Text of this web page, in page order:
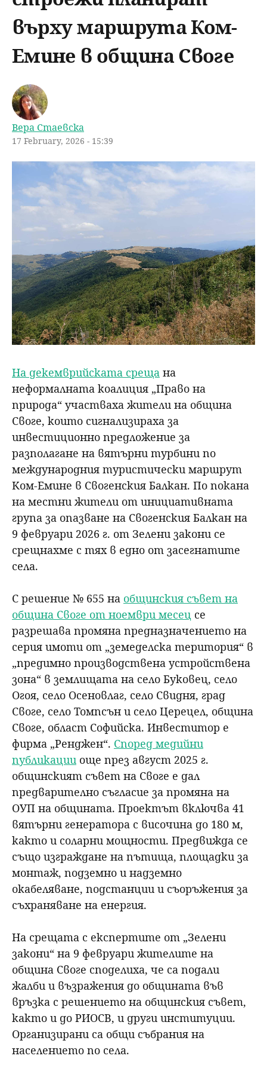
н
ю
ъ
р
е
н
е
u
върху маршрута Ком-
Емине в община Своге
Вера Стаевска
17 February, 2026 - 15:39
На декемврийската среща на
неформалната коалиция „Право на
природа“ участваха жители на община
Своге, които сигнализираха за
инвестиционно предложение за
разполагане на вятърни турбини по
международния туристически маршрут
Ком-Емине в Свогенския Балкан. По покана
на местни жители от инициативната
група за опазване на Свогенския Балкан на
9 февруари 2026 г. от Зелени закони се
срещнахме с тях в едно от засегнатите
села.
С решение № 655 на общинския съвет на
община Своге от ноември месец се
разрешава промяна предназначението на
серия имоти от „земеделска територия“ в
„предимно производствена устройствена
зона“ в землищата на село Буковец, село
Огоя, село Осеновлаг, село Свидня, град
Своге, село Томпсън и село Церецел, община
Своге, област Софийска. Инвеститор е
фирма „Ренджен“. Според медийни
публикации още през август 2025 г.
общинският съвет на Своге е дал
предварително съгласие за промяна на
ОУП на общината. Проектът включва 41
вятърни генератора с височина до 180 м,
както и соларни мощности. Предвижда се
също изграждане на пътища, площадки за
монтаж, подземно и надземно
окабеляване, подстанции и съоръжения за
съхраняване на енергия.
На срещата с експертите от „Зелени
закони“ на 9 февруари жителите на
община Своге споделиха, че са подали
жалби и възражения до общината във
връзка с решението на общинския съвет,
както и до РИОСВ, и други институции.
Организирани са общи събрания на
населението по села.